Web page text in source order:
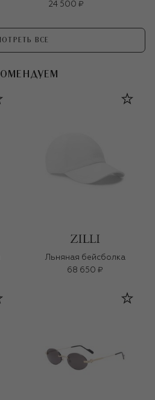
24 500 ₽
ВСЕ
Льняная бейсболка
68 650 ₽